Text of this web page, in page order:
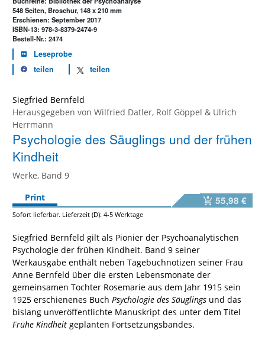
548 Seiten, Broschur, 148 x 210 mm
Erschienen: September 2017
ISBN-13: 978-3-8379-2474-9
Bestell-Nr.: 2474
Leseprobe
teilen
teilen
Siegfried Bernfeld
Herausgegeben von Wilfried Datler, Rolf Göppel & Ulrich
Herrmann
Psychologie des Säuglings und der frühen
Kindheit
Werke, Band 9
Print
55,98 €
Sofort lieferbar. Lieferzeit (D): 4-5 Werktage
Siegfried Bernfeld gilt als Pionier der Psychoanalytischen
Psychologie der frühen Kindheit. Band 9 seiner
Werkausgabe enthält neben Tagebuchnotizen seiner Frau
Anne Bernfeld über die ersten Lebensmonate der
gemeinsamen Tochter Rosemarie aus dem Jahr 1915 sein
1925 erschienenes Buch Psychologie des Säuglings und das
bislang unveröffentlichte Manuskript des unter dem Titel
Frühe Kindheit geplanten Fortsetzungsbandes.